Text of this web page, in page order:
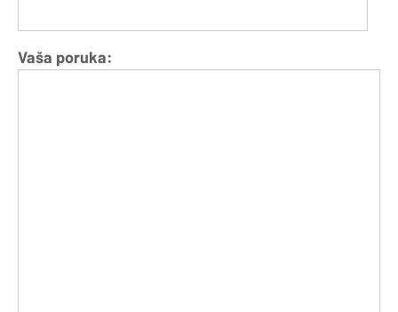
Vaša poruka: